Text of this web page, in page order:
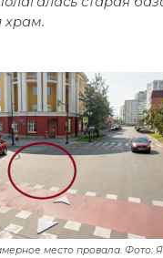
храм.
место провала. Фото: